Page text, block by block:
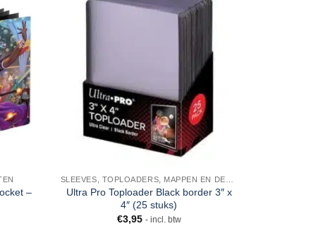
–
Ultra Pro Toploader Black border 3″ x
4″ (25 stuks)
€3,95 - incl. btw